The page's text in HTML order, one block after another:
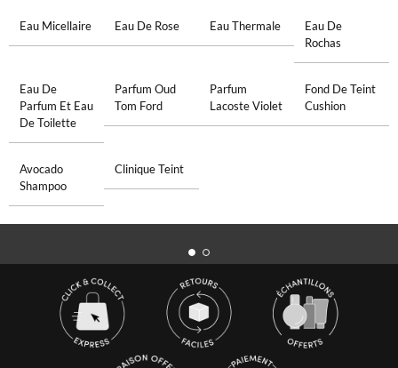
Eau Micellaire Eau De Rose Eau Thermale
Eau De
Rochas
Eau De
Parfum Et Eau
De Toilette
Parfum Oud
Tom Ford
Parfum
Lacoste Violet
Fond De Teint
Cushion
Avocado
Shampoo
Clinique Teint